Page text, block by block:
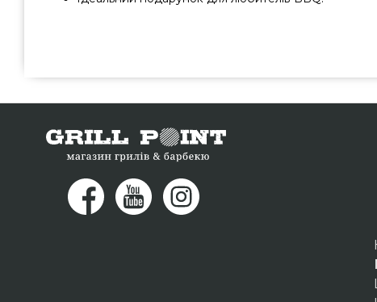
барбекю GrillPoint. Найкращі пропозиції на Підставки,
магазину Гриль Поінт. Наберіть нашим фахівцям по